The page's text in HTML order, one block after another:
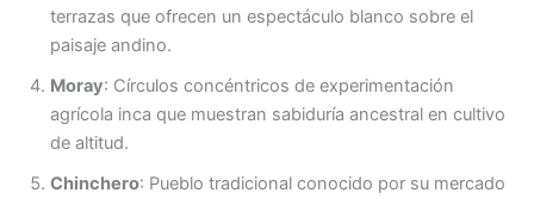
terrazas que ofrecen un espectáculo blanco sobre el
paisaje andino.
Moray: Círculos concéntricos de experimentación
agrícola inca que muestran sabiduría ancestral en cultivo
de altitud.
Chinchero: Pueblo tradicional conocido por su mercado